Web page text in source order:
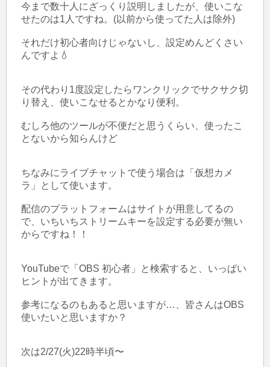
今まで数十人にざっくり説明しましたが、使いこな
せたのは1人ですね。(以前から使ってた人は除外)
それだけ初心者向けじゃないし、設定めんどくさい
んですよ💧
その代わり1度設定したらワンクリックでサクサク切
り替え、使いこなせるとかなり便利。
むしろ他のツールが不便だと思うくらい、使ったこ
とないから知らんけど
ちなみにライブチャットで使う場合は「仮想カメ
ラ」として使います。
配信のプラットフォームはサイトが用意してるの
で、いちいちストリームキーを設定する必要が無い
からですね！！
YouTubeで「OBS 初心者」と検索すると、いっぱい
ヒントが出てきます。
参考になるのもあると思いますが…、皆さんはOBS
使いたいと思いますか？
次は2/27(火)22時半頃〜